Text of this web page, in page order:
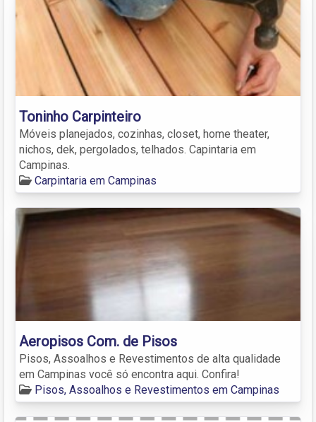
Toninho Carpinteiro
Móveis planejados, cozinhas, closet, home theater,
nichos, dek, pergolados, telhados. Capintaria em
Campinas.
Carpintaria em Campinas
Aeropisos Com. de Pisos
Pisos, Assoalhos e Revestimentos de alta qualidade
em Campinas você só encontra aqui. Confira!
Pisos, Assoalhos e Revestimentos em Campinas